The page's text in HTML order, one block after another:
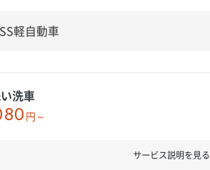
洗車
円～
サービス説明を見る